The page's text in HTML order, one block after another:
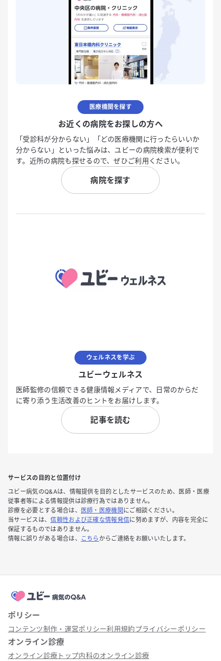
医療機関を探す
お近くの病院をお探しの方へ
「受診科が分からない」「どの医療機関に行ったらいいか
分からない」といった悩みは、ユビーの病院検索が便利で
す。近所の病院も探せるので、ぜひご利用ください。
病院を探す
ウェルネスを学ぶ
ユビーウェルネス
医師監修の信頼できる健康情報メディアで、日常のからだ
に寄り添う生活改善のヒントをお届けします。
記事を読む
サービスの目的と位置付け
ユビー病気のQ&Aは、情報提供を目的としたサービスのため、医師・医療
従事者等による情報提供は診療行為ではありません。
診療を必要とする場合は、
医師・医療機関 にご相談ください。
当サービスは、信頼性および正確な情報発信に努めますが、内容を完全に
保証するものではありません。
情報に誤りがある場合は、
こちら からご連絡をお願いいたします。
ポリシー
コンテンツ制作・運営ポリシー利用規約プライバシーポリシー
オンライン診療
オンライン診療トップ内科のオンライン診療